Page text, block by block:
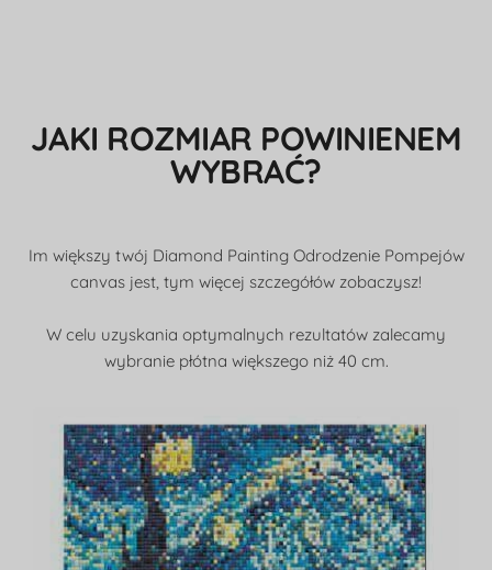
JAKI ROZMIAR POWINIENEM
WYBRAĆ?
Im większy twój Diamond Painting Odrodzenie Pompejów
canvas jest, tym więcej szczegółów zobaczysz!
W celu uzyskania optymalnych rezultatów zalecamy
wybranie płótna większego niż 40 cm.